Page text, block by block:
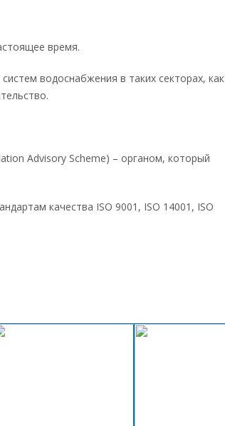
время.
водоснабжения в таких секторах, как
Advisory Scheme) – органом, который
качества ISO 9001, ISO 14001, ISO